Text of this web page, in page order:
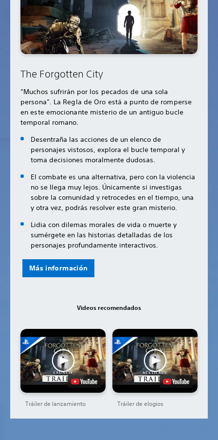
The Forgotten City
“Muchos sufrirán por los pecados de una sola
persona”. La Regla de Oro está a punto de romperse
en este emocionante misterio de un antiguo bucle
temporal romano.
Desentraña las acciones de un elenco de
personajes vistosos, explora el bucle temporal y
toma decisiones moralmente dudosas.
El combate es una alternativa, pero con la violencia
no se llega muy lejos. Únicamente si investigas
sobre la comunidad y retrocedes en el tiempo, una
y otra vez, podrás resolver este gran misterio.
Lidia con dilemas morales de vida o muerte y
sumérgete en las historias detalladas de los
personajes profundamente interactivos.
Más información
Videos recomendados
Tráiler de lanzamiento Tráiler de elogios